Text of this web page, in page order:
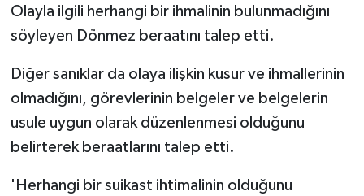
Olayla ilgili herhangi bir ihmalinin bulunmadığını
söyleyen Dönmez beraatını talep etti.
Diğer sanıklar da olaya ilişkin kusur ve ihmallerinin
olmadığını, görevlerinin belgeler ve belgelerin
usule uygun olarak düzenlenmesi olduğunu
belirterek beraatlarını talep etti.
'Herhangi bir suikast ihtimalinin olduğunu